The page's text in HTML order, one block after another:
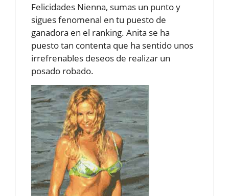
Felicidades Nienna, sumas un punto y
sigues fenomenal en tu puesto de
ganadora en el ranking. Anita se ha
puesto tan contenta que ha sentido unos
irrefrenables deseos de realizar un
posado robado.